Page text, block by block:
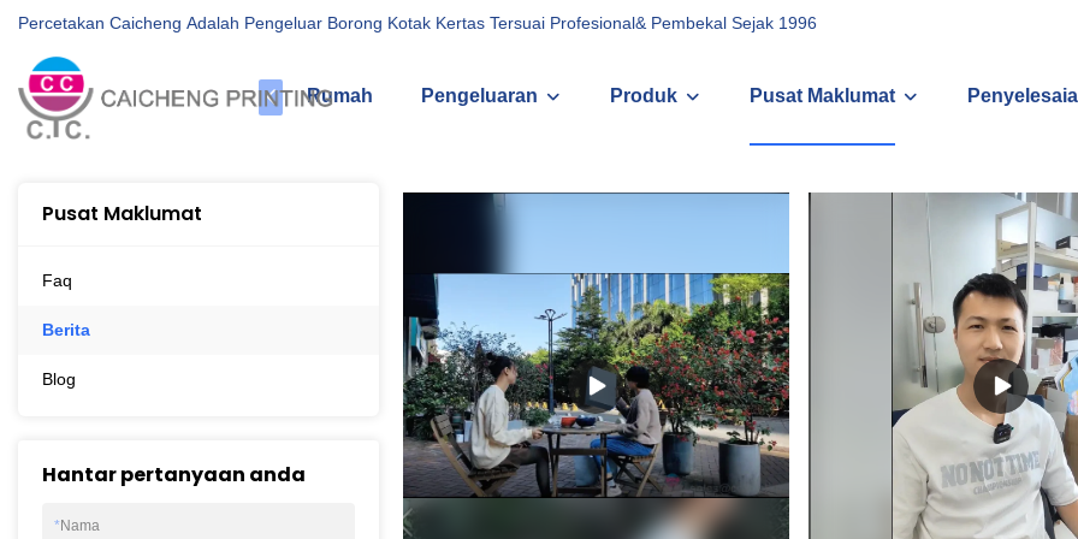
Percetakan Caicheng Adalah Pengeluar Borong Kotak Kertas Tersuai Profesional& Pembekal Sejak 1996
Rumah Pengeluaran Produk Pusat Maklumat
Pusat Maklumat
Faq
Berita
Blog
Hantar pertanyaan anda
*Nama